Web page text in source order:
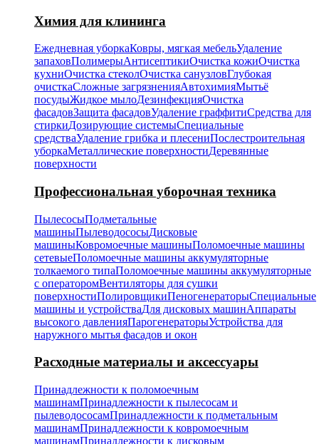
Химия для клининга
Ежедневная уборкаКовры, мягкая мебельУдаление
запаховПолимерыАнтисептикиОчистка кожиОчистка
кухниОчистка стеколОчистка санузловГлубокая
очисткаСложные загрязненияАвтохимияМытьё
посудыЖидкое мылоДезинфекцияОчистка
фасадовЗащита фасадовУдаление граффитиСредства для
стиркиДозирующие системыСпециальные
средстваУдаление грибка и плесениПослестроительная
уборкаМеталлические поверхностиДеревянные
поверхности
Профессиональная уборочная техника
ПылесосыПодметальные
машиныПылеводососыДисковые
машиныКовромоечные машиныПоломоечные машины
сетевыеПоломоечные машины аккумуляторные
толкаемого типаПоломоечные машины аккумуляторные
с операторомВентиляторы для сушки
поверхностиПолировщикиПеногенераторыСпециальные
машины и устройстваДля дисковых машинАппараты
высокого давленияПарогенераторыУстройства для
наружного мытья фасадов и окон
Расходные материалы и аксессуары
Принадлежности к поломоечным
машинамПринадлежности к пылесосам и
пылеводососамПринадлежности к подметальным
машинамПринадлежности к ковромоечным
машинамПринадлежности к дисковым